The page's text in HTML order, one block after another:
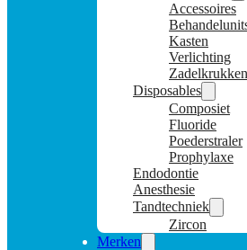
Accessoires
Kasten
Verlichting
Zadelkrukken
Disposables
Composiet
Fluoride
Poederstraler
Prophylaxe
Endodontie
Anesthesie
Tandtechniek
Zircon
Merken